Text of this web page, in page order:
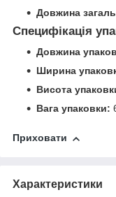
Довжина
Специфікація
Довжина
Ширина
Висота
Вага упаковки:
Приховати
Характеристики